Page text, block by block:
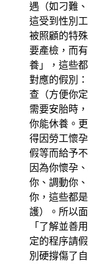
遇（如刁難
這受到性別
被照顧的特
要產檢，而
養」，這些
對應的假別
查（方便你
需要安胎時
你能休養。
得因勞工懷
假等而給予
因為你懷孕
你、調動你
你，這些都
護）。所以
「了解並善
定的程序請
別硬撐傷了